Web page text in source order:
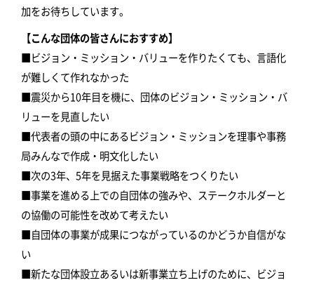
加をお待ちしています。
【こんな団体の皆さんにおすすめ】
■ビジョン・ミッション・バリューを作りたくても、言語化
が難しくて作れなかった
■震災から10年目を機に、団体のビジョン・ミッション・バ
リューを見直したい
■代表者の頭の中にあるビジョン・ミッションを理事や事務
局みんなで作成・明文化したい
■次の3年、5年を見据えた事業戦略をつくりたい
■事業を進める上での自団体の強みや、ステークホルダーと
の協働の可能性を改めて考えたい
■自団体の事業が成果につながっているのかどうか自信がな
い
■新たな団体設立あるいは新事業立ち上げのために、ビジョ